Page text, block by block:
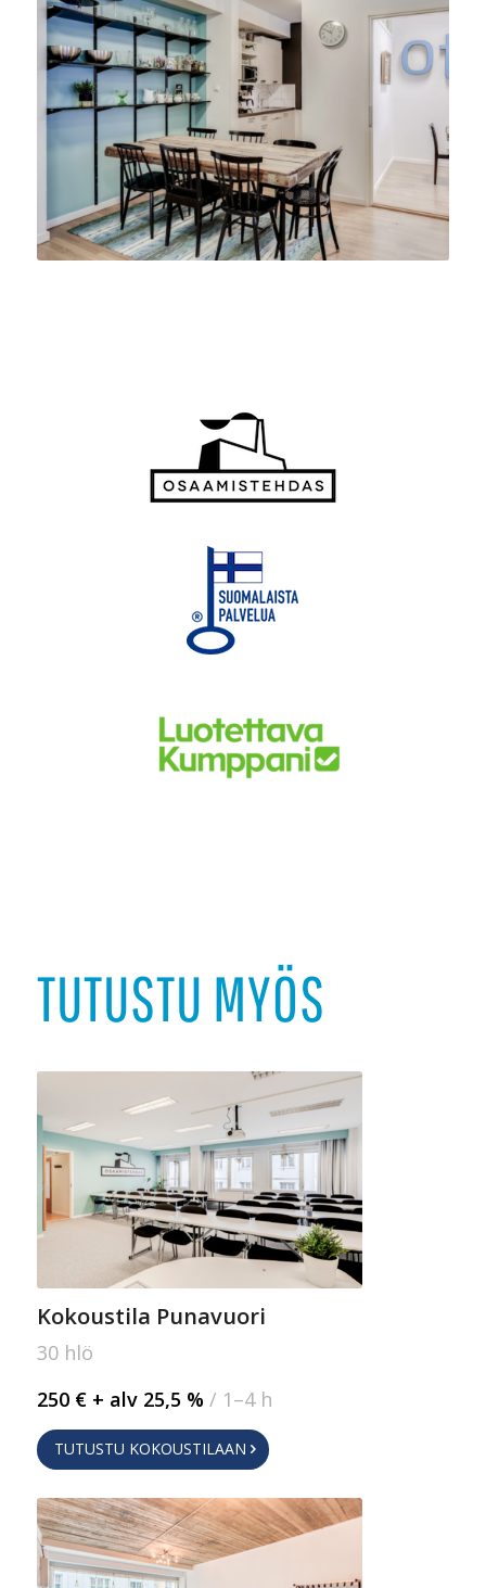
TUTUSTU MYÖS
Kokoustila Punavuori
30 hlö
250 € + alv 25,5 % / 1–4 h
TUTUSTU KOKOUSTILAAN